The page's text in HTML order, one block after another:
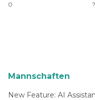
0 ?
Mannschaften
New Feature: AI